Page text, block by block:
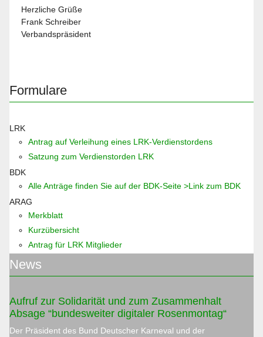
Herzliche Grüße
Frank Schreiber
Verbandspräsident
Formulare
LRK
Antrag auf Verleihung eines LRK-Verdienstordens
Satzung zum Verdienstorden LRK
BDK
Alle Anträge finden Sie auf der BDK-Seite >Link zum BDK
ARAG
Merkblatt
Kurzübersicht
Antrag für LRK Mitglieder
News
Aufruf zur Solidarität und zum Zusammenhalt
Absage “bundesweiter digitaler Rosenmontag“
Der Präsident des Bund Deutscher Karneval und der